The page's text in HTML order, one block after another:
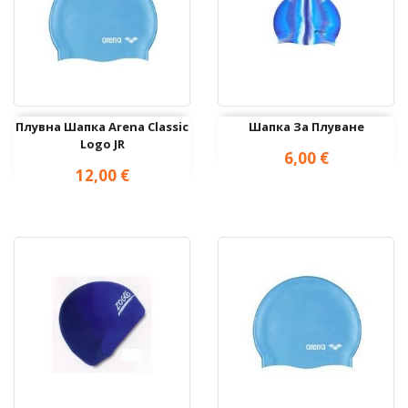
Плувна Шапка Arena Classic
Logo JR
Цена
12,00 €
Шапка За Плуване
Цена
6,00 €